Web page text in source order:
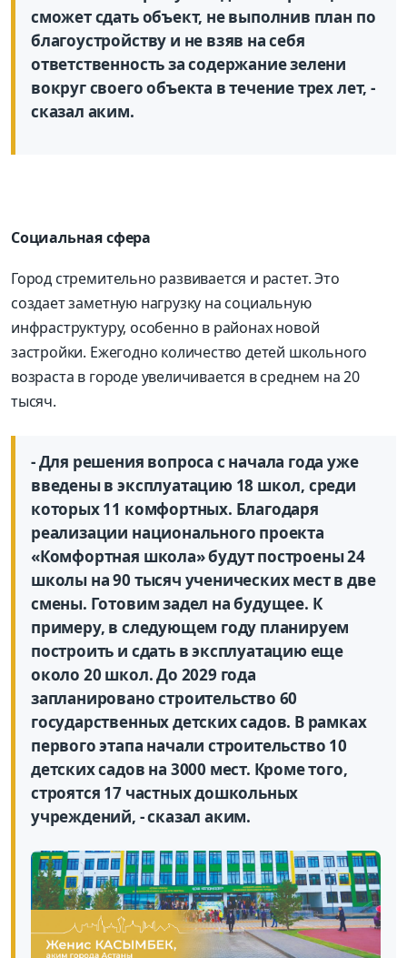
сможет сдать объект, не выполнив план по
благоустройству и не взяв на себя
ответственность за содержание зелени
вокруг своего объекта в течение трех лет, -
сказал аким.
Социальная сфера
Город стремительно развивается и растет. Это
создает заметную нагрузку на социальную
инфраструктуру, особенно в районах новой
застройки. Ежегодно количество детей школьного
возраста в городе увеличивается в среднем на 20
тысяч.
- Для решения вопроса с начала года уже
введены в эксплуатацию 18 школ, среди
которых 11 комфортных. Благодаря
реализации национального проекта
«Комфортная школа» будут построены 24
школы на 90 тысяч ученических мест в две
смены. Готовим задел на будущее. К
примеру, в следующем году планируем
построить и сдать в эксплуатацию еще
около 20 школ. До 2029 года
запланировано строительство 60
государственных детских садов. В рамках
первого этапа начали строительство 10
детских садов на 3000 мест. Кроме того,
строятся 17 частных дошкольных
учреждений, - сказал аким.